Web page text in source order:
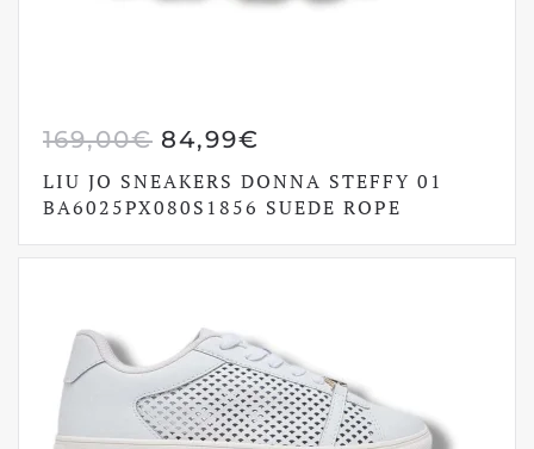
169,00€ IL
PREZZO
ORIGINALE
ERA:
84,99€
PREZZO
ATTUALE
È:
LIU JO SNEAKERS DONNA STEFFY 01
BA6025PX080S1856 SUEDE ROPE